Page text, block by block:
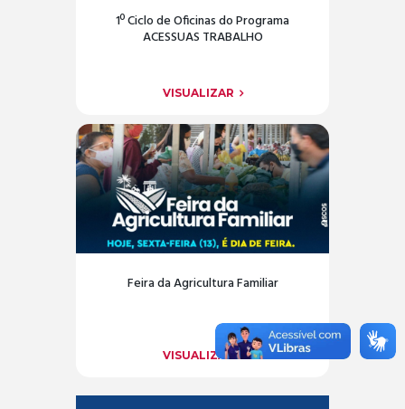
1º Ciclo de Oficinas do Programa
ACESSUAS TRABALHO
VISUALIZAR
Feira da Agricultura Familiar
VISUALIZAR